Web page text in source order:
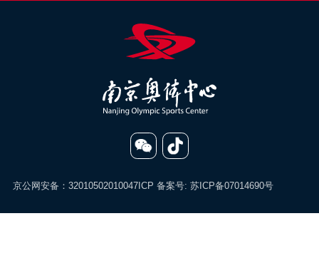
京公网安备：32010502010047ICP 备案号: 苏ICP备07014690号